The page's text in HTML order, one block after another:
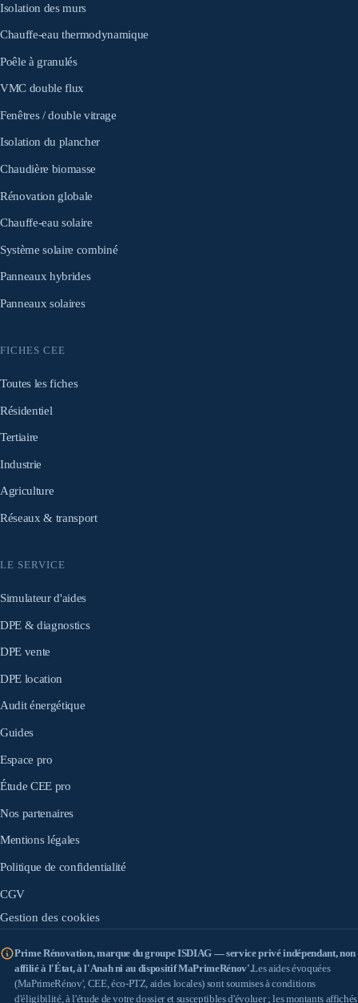
Isolation des murs
Chauffe-eau thermodynamique
Poêle à granulés
VMC double flux
Fenêtres / double vitrage
Isolation du plancher
Chaudière biomasse
Rénovation globale
Chauffe-eau solaire
Système solaire combiné
Panneaux hybrides
Panneaux solaires
FICHES CEE
Toutes les fiches
Résidentiel
Tertiaire
Industrie
Agriculture
Réseaux & transport
LE SERVICE
Simulateur d'aides
DPE & diagnostics
DPE vente
DPE location
Audit énergétique
Guides
Espace pro
Étude CEE pro
Nos partenaires
Mentions légales
Politique de confidentialité
CGV
Gestion des cookies
Prime Rénovation, marque du groupe ISDIAG — service privé indépendant, non
affilié à l'État, à l'Anah ni au dispositif MaPrimeRénov'.Les aides évoquées
(MaPrimeRénov', CEE, éco-PTZ, aides locales) sont soumises à conditions
d'éligibilité, à l'étude de votre dossier et susceptibles d'évoluer ; les montants affichés